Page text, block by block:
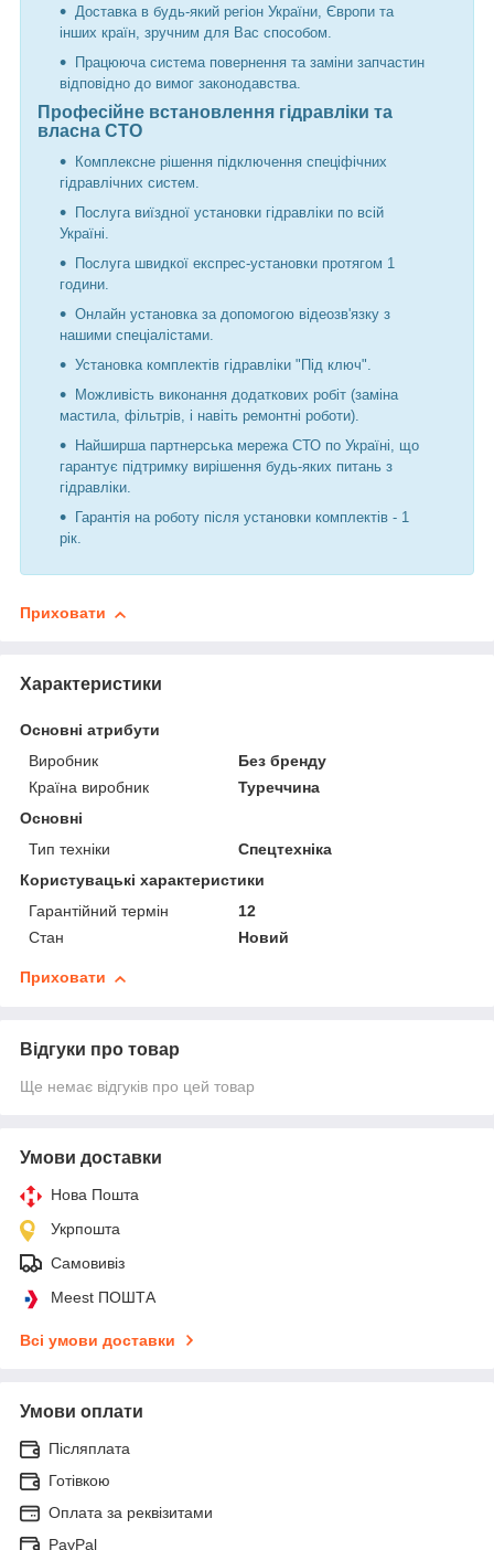
Доставка в будь-який регіон України, Європи та
інших країн, зручним для Вас способом.
Працююча система повернення та заміни запчастин
відповідно до вимог законодавства.
Професійне встановлення гідравліки та
власна СТО
Комплексне рішення підключення спеціфічних
гідравлічних систем.
Послуга виїздної установки гідравліки по всій
Україні.
Послуга швидкої експрес-установки протягом 1
години.
Онлайн установка за допомогою відеозв'язку з
нашими спеціалістами.
Установка комплектів гідравліки "Під ключ".
Можливість виконання додаткових робіт (заміна
мастила, фільтрів, і навіть ремонтні роботи).
Найширша партнерська мережа СТО по Україні, що
гарантує підтримку вирішення будь-яких питань з
гідравліки.
Гарантія на роботу після установки комплектів - 1
рік.
Приховати
Характеристики
Основні атрибути
Виробник
Без бренду
Країна виробник
Туреччина
Основні
Тип техніки
Спецтехніка
Користувацькі характеристики
Гарантійний термін
12
Стан
Новий
Приховати
Відгуки про товар
Ще немає відгуків про цей товар
Умови доставки
Нова Пошта
Укрпошта
Самовивіз
Meest ПОШТА
Всі умови доставки
Умови оплати
Післяплата
Готівкою
Оплата за реквізитами
PayPal